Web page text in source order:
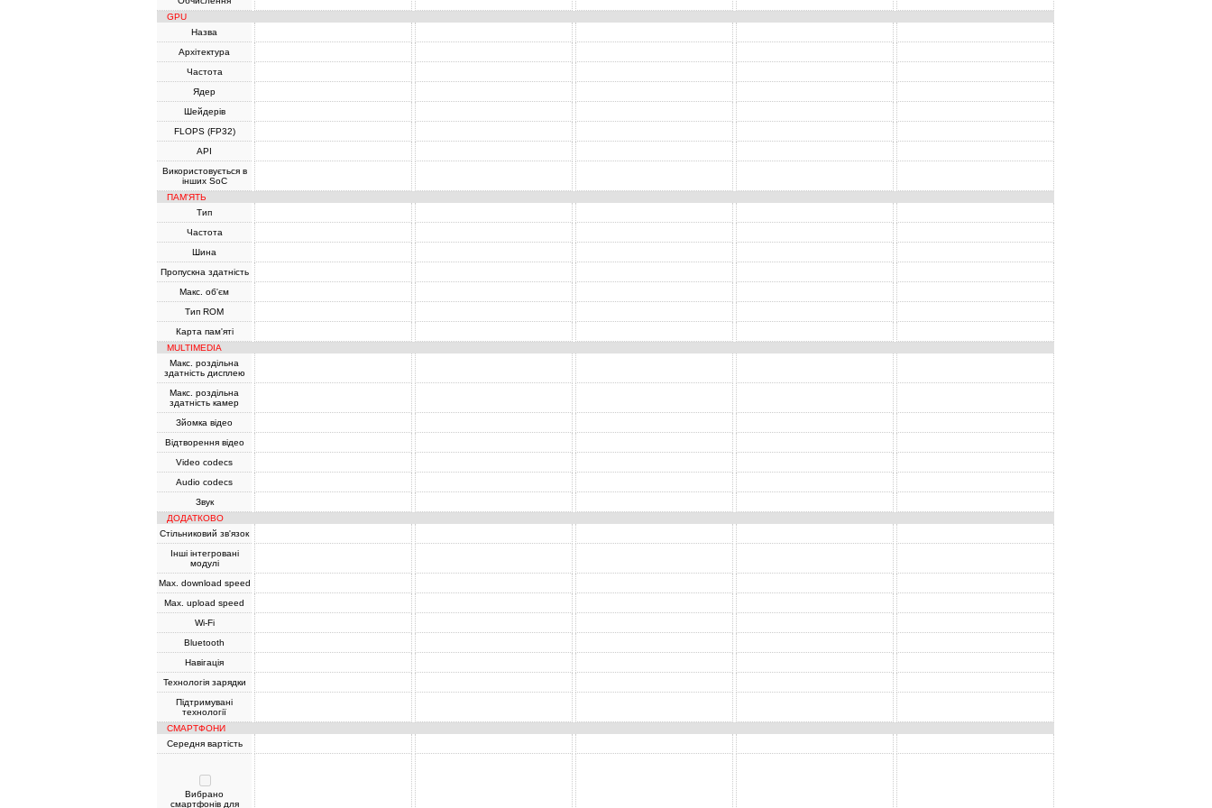
GPU
Назва
Архітектура
Частота
Ядер
Шейдерів
FLOPS (FP32)
API
Використовується в
інших SoC
ПАМ'ЯТЬ
Тип
Частота
Шина
Пропускна здатність
Макс. об'єм
Тип ROM
Карта пам'яті
MULTIMEDIA
Макс. роздільна
здатність дисплею
Макс. роздільна
здатність камер
Зйомка відео
Відтворення відео
Video codecs
Audio codecs
Звук
ДОДАТКОВО
Стільниковий зв'язок
Інші інтегровані
модулі
Max. download speed
Max. upload speed
Wi-Fi
Bluetooth
Навігація
Технологія зарядки
Підтримувані
технології
СМАРТФОНИ
Середня вартість
Вибрано
смартфонів для